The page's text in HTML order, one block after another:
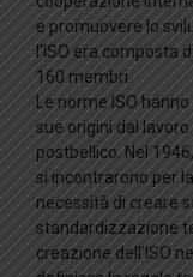
e promuovere lo
l’ISO era composta
160 membri.
Le norme ISO
sue origini dal lavoro
postbellico. Nel
si incontrarono per
necessità di creare
standardizzazione
creazione dell’ISO